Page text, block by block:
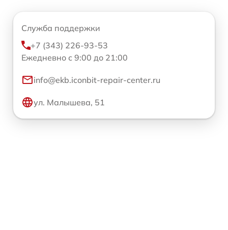
Служба поддержки
+7 (343) 226-93-53
Ежедневно с 9:00 до 21:00
info@ekb.iconbit-repair-center.ru
ул. Малышева, 51